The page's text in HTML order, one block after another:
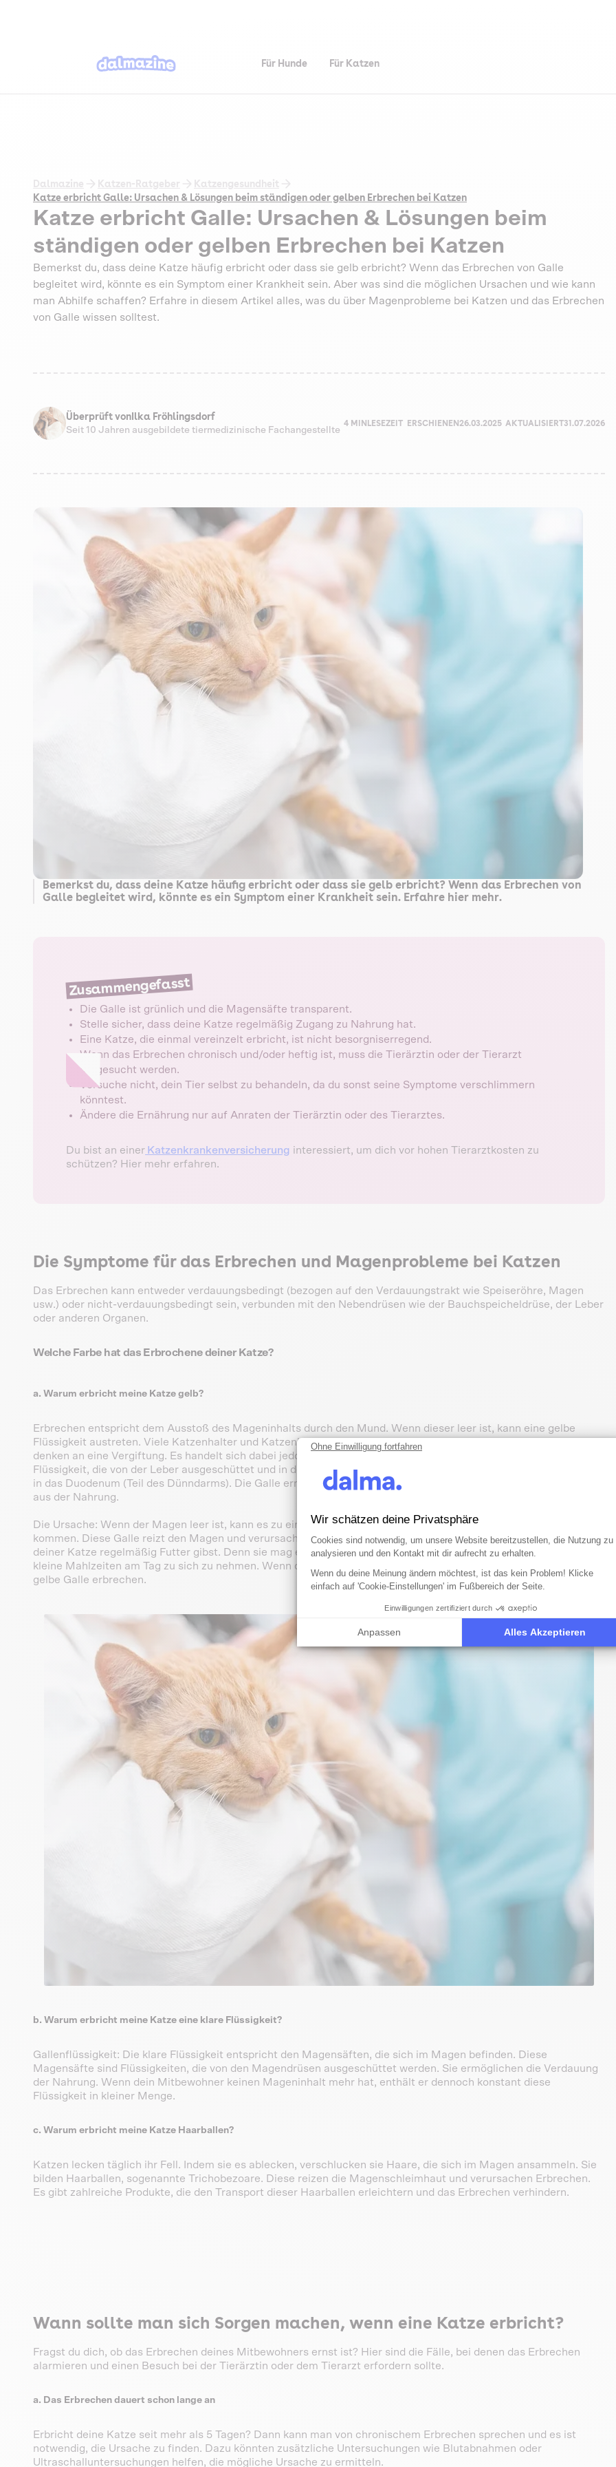
Für Hunde Für Katzen
Dalmazine Katzen-Ratgeber
Katzengesundheit
Katze erbricht Galle: Ursachen & Lösungen beim ständigen oder gelben Erbrechen bei Katzen
Katze erbricht Galle: Ursachen & Lösungen beim
ständigen oder gelben Erbrechen bei Katzen
Bemerkst du, dass deine Katze häufig erbricht oder dass sie gelb erbricht? Wenn das Erbrechen von Galle
begleitet wird, könnte es ein Symptom einer Krankheit sein. Aber was sind die möglichen Ursachen und wie kann
man Abhilfe schaffen? Erfahre in diesem Artikel alles, was du über Magenprobleme bei Katzen und das Erbrechen
von Galle wissen solltest.
Überprüft von Ilka Fröhlingsdorf
Seit 10 Jahren ausgebildete tiermedizinische Fachangestellte
4 MIN LESEZEIT ERSCHIENEN26.03.2025 AKTUALISIERT31.07.2026
Bemerkst du, dass deine Katze häufig erbricht oder dass sie gelb erbricht? Wenn das Erbrechen von
Galle begleitet wird, könnte es ein Symptom einer Krankheit sein. Erfahre hier mehr.
Zusammengefasst
Die Galle ist grünlich und die Magensäfte transparent.
Stelle sicher, dass deine Katze regelmäßig Zugang zu Nahrung hat.
Eine Katze, die einmal vereinzelt erbricht, ist nicht besorgniserregend.
Wenn das Erbrechen chronisch und/oder heftig ist, muss die Tierärztin oder der Tierarzt
aufgesucht werden.
Versuche nicht, dein Tier selbst zu behandeln, da du sonst seine Symptome verschlimmern
könntest.
Ändere die Ernährung nur auf Anraten der Tierärztin oder des Tierarztes.
Du bist an einer Katzenkrankenversicherung interessiert, um dich vor hohen Tierarztkosten zu
schützen? Hier mehr erfahren.
Die Symptome für das Erbrechen und Magenprobleme bei Katzen
Das Erbrechen kann entweder verdauungsbedingt (bezogen auf den Verdauungstrakt wie Speiseröhre, Magen
usw.) oder nicht-verdauungsbedingt sein, verbunden mit den Nebendrüsen wie der Bauchspeicheldrüse, der Leber
oder anderen Organen.
Welche Farbe hat das Erbrochene deiner Katze?
a. Warum erbricht meine Katze gelb?
Erbrechen entspricht dem Ausstoß des Mageninhalts durch den Mund. Wenn dieser leer ist, kann eine gelbe
Flüssigkeit austreten. Viele Katzenhalter und Katzenhalterinnen sind bei einem gelben Erbrechen beunruhigt und
denken an eine Vergiftung. Es handelt sich dabei jedoch meist um die Galle, eine dunkelgrüne bis gelbe
Flüssigkeit, die von der Leber ausgeschüttet und in der Gallenblase gespeichert wird. Ein Kanal bringt diese Galle
in das Duodenum (Teil des Dünndarms). Die Galle ermöglicht insbesondere die Verdauung und Aufnahme von Fett
aus der Nahrung.
Die Ursache: Wenn der Magen leer ist, kann es zu einem Rückfluss der Galle aus dem Darm in den Magen
kommen. Diese Galle reizt den Magen und verursacht das gelblich-grünliche Erbrechen. Stelle sicher, dass du
deiner Katze regelmäßig Futter gibst. Denn sie mag es nicht, wenn der Magen leer ist und ist es gewohnt, viele
kleine Mahlzeiten am Tag zu sich zu nehmen. Wenn dein Vierbeiner zu lange mit leerem Magen bleibt, kann er
gelbe Galle erbrechen.
b. Warum erbricht meine Katze eine klare Flüssigkeit?
Gallenflüssigkeit: Die klare Flüssigkeit entspricht den Magensäften, die sich im Magen befinden. Diese
Magensäfte sind Flüssigkeiten, die von den Magendrüsen ausgeschüttet werden. Sie ermöglichen die Verdauung
der Nahrung. Wenn dein Mitbewohner keinen Mageninhalt mehr hat, enthält er dennoch konstant diese
Flüssigkeit in kleiner Menge.
c. Warum erbricht meine Katze Haarballen?
Katzen lecken täglich ihr Fell. Indem sie es ablecken, verschlucken sie Haare, die sich im Magen ansammeln. Sie
bilden Haarballen, sogenannte Trichobezoare. Diese reizen die Magenschleimhaut und verursachen Erbrechen.
Es gibt zahlreiche Produkte, die den Transport dieser Haarballen erleichtern und das Erbrechen verhindern.
Wann sollte man sich Sorgen machen, wenn eine Katze erbricht?
Fragst du dich, ob das Erbrechen deines Mitbewohners ernst ist? Hier sind die Fälle, bei denen das Erbrechen
alarmieren und einen Besuch bei der Tierärztin oder dem Tierarzt erfordern sollte.
a. Das Erbrechen dauert schon lange an
Erbricht deine Katze seit mehr als 5 Tagen? Dann kann man von chronischem Erbrechen sprechen und es ist
notwendig, die Ursache zu finden. Dazu könnten zusätzliche Untersuchungen wie Blutabnahmen oder
Ultraschalluntersuchungen helfen, die mögliche Ursache zu ermitteln.
Ohne Einwilligung fortfahren
Wir schätzen deine Privatsphäre
Einwilligungsmanagementplattform:
Cookies sind notwendig, um unsere Website bereitzustellen, die Nutzung zu
analysieren und den Kontakt mit dir aufrecht zu erhalten.
Wenn du deine Meinung ändern möchtest, ist das kein Problem! Klicke
einfach auf 'Cookie-Einstellungen' im Fußbereich der Seite.
Einwilligungen zertifiziert durch
Anpassen Alles Akzeptieren